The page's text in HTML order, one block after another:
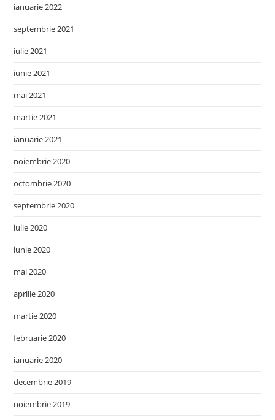
ianuarie 2022
septembrie 2021
iulie 2021
iunie 2021
mai 2021
martie 2021
ianuarie 2021
noiembrie 2020
octombrie 2020
septembrie 2020
iulie 2020
iunie 2020
mai 2020
aprilie 2020
martie 2020
februarie 2020
ianuarie 2020
decembrie 2019
noiembrie 2019